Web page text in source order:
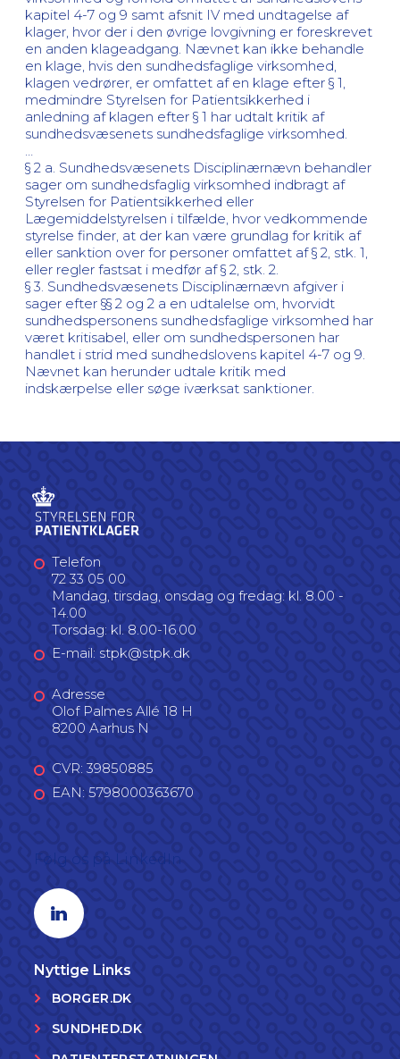
kapitel 4-7 og 9 samt afsnit IV med undtagelse af
klager, hvor der i den øvrige lovgivning er foreskrevet
en anden klageadgang. Nævnet kan ikke behandle
en klage, hvis den sundhedsfaglige virksomhed,
klagen vedrører, er omfattet af en klage efter § 1,
medmindre Styrelsen for Patientsikkerhed i
anledning af klagen efter § 1 har udtalt kritik af
sundhedsvæsenets sundhedsfaglige virksomhed.
§ 2 a. Sundhedsvæsenets Disciplinærnævn behandler
sager om sundhedsfaglig virksomhed indbragt af
Styrelsen for Patientsikkerhed eller
Lægemiddelstyrelsen i tilfælde, hvor vedkommende
styrelse finder, at der kan være grundlag for kritik af
eller sanktion over for personer omfattet af § 2, stk. 1,
eller regler fastsat i medfør af § 2, stk. 2.
§ 3. Sundhedsvæsenets Disciplinærnævn afgiver i
sager efter §§ 2 og 2 a en udtalelse om, hvorvidt
sundhedspersonens sundhedsfaglige virksomhed har
været kritisabel, eller om sundhedspersonen har
handlet i strid med sundhedslovens kapitel 4-7 og 9.
Nævnet kan herunder udtale kritik med
indskærpelse eller søge iværksat sanktioner.
Telefon
72 33 05 00
Mandag, tirsdag, onsdag og fredag: kl. 8.00 -
14.00
Torsdag: kl. 8.00-16.00
E-mail: stpk@stpk.dk
Adresse
Olof Palmes Allé 18 H
8200 Aarhus N
CVR: 39850885
EAN: 5798000363670
Linkedin profil
Nyttige Links
BORGER.DK
SUNDHED.DK